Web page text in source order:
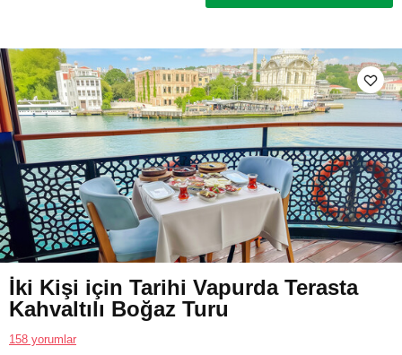
İki Kişi için Tarihi Vapurda Terasta
Kahvaltılı Boğaz Turu
158 yorumlar